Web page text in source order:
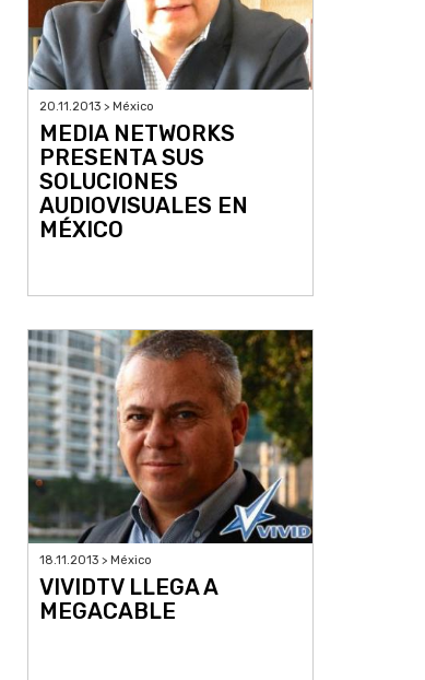
20.11.2013 > México
MEDIA NETWORKS
PRESENTA SUS
SOLUCIONES
AUDIOVISUALES EN
MÉXICO
18.11.2013 > México
VIVIDTV LLEGA A
MEGACABLE